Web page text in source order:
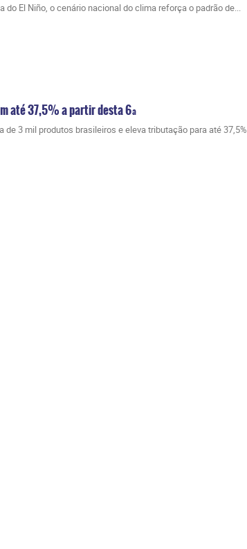
El Niño, o cenário nacional do clima reforça o padrão de...
até 37,5% a partir desta 6ª
de 3 mil produtos brasileiros e eleva tributação para até 37,5%